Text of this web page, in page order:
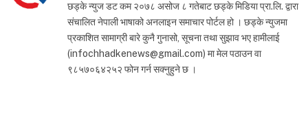
छड्के न्युज डट कम २०७८ असोज ८ गतेबाट छड्के मिडिया प्रा.लि. द्वारा
संचालित नेपाली भाषाको अनलाइन समाचार पोर्टल हो । छड्के न्युजमा
प्रकाशित सामाग्री बारे कुनै गुनासो, सूचना तथा सुझाव भए हामीलाई
(infochhadkenews@gmail.com) मा मेल पठाउन वा
९८५७०६४२५२ फोन गर्न सक्नुहुने छ ।